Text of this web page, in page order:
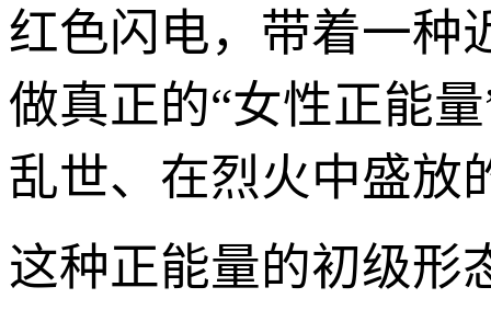
红色闪电，带着一种
做真正的“女性正能
乱世、在烈火中盛放
这种正能量的初级形